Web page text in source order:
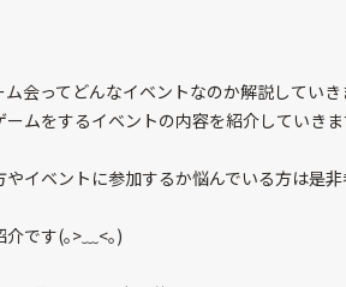
ム会ってどんなイベントなのか解説してい
ムをするイベントの内容を紹介していき
イベントに参加するか悩んでいる方は是
です(｡>﹏<｡)